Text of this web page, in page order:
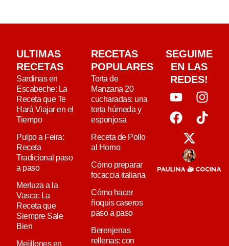
ULTIMAS
RECETAS
Sardinas en
Escabeche: La
Receta que Te
Hará Viajar en el
Tiempo
Pulpo a Feira:
Receta
Tradicional paso
a paso
Merluza a la
Vasca: La
Receta que
Siempre Sale
Bien
Mejillones en
RECETAS
POPULARES
Torta de
Manzana 20
cucharadas: una
torta húmeda y
esponjosa
Receta de Pollo
al Horno
Cómo preparar
focaccia italiana
Cómo hacer
ñoquis caseros
paso a paso
Berenjenas
rellenas: con
SEGUIME
EN LAS
REDES!